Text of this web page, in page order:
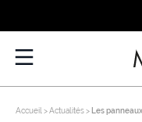
Accueil Actualités Les